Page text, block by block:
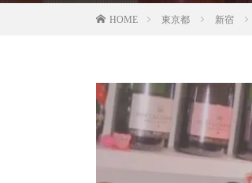
HOME 東京都 新宿